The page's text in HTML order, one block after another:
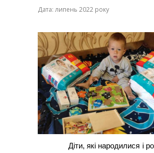
Дата: липень 2022 року
Діти, які народилися і